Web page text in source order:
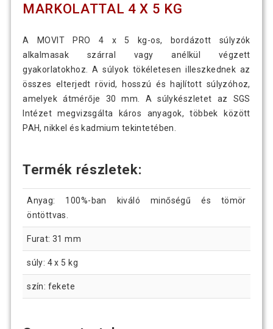
MARKOLATTAL 4 X 5 KG
A MOVIT PRO 4 x 5 kg-os, bordázott súlyzók
alkalmasak szárral vagy anélkül végzett
gyakorlatokhoz. A súlyok tökéletesen illeszkednek az
összes elterjedt rövid, hosszú és hajlított súlyzóhoz,
amelyek átmérője 30 mm. A súlykészletet az SGS
Intézet megvizsgálta káros anyagok, többek között
PAH, nikkel és kadmium tekintetében.
Termék részletek:
Anyag: 100%-ban kiváló minőségű és tömör
öntöttvas.
Furat: 31 mm
súly: 4 x 5 kg
szín: fekete